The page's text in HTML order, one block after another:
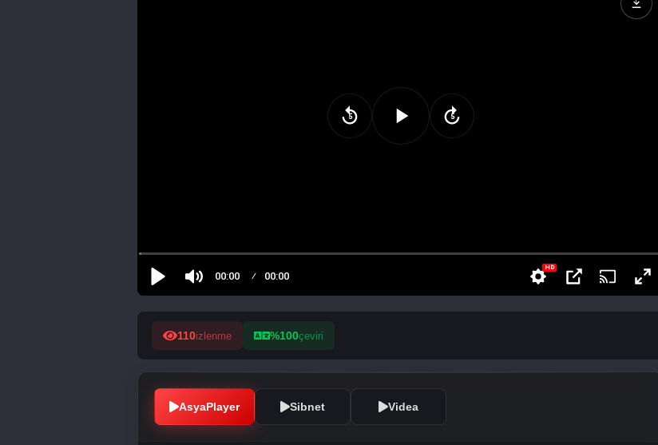
110izlenme %100çeviri
AsyaPlayer Sibnet Videa